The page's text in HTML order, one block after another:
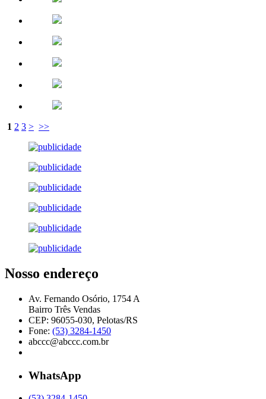
1 2 3 > >>
Nosso endereço
Av. Fernando Osório, 1754 A
Bairro Três Vendas
CEP: 96055-030, Pelotas/RS
Fone: (53) 3284-1450
abccc@abccc.com.br
WhatsApp